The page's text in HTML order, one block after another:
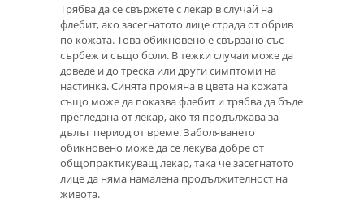
Трябва да се свържете с лекар в случай на
флебит, ако засегнатото лице страда от обрив
по кожата. Това обикновено е свързано със
сърбеж и също боли. В тежки случаи може да
доведе и до треска или други симптоми на
настинка. Синята промяна в цвета на кожата
също може да показва флебит и трябва да бъде
прегледана от лекар, ако тя продължава за
дълъг период от време. Заболяването
обикновено може да се лекува добре от
общопрактикуващ лекар, така че засегнатото
лице да няма намалена продължителност на
живота.